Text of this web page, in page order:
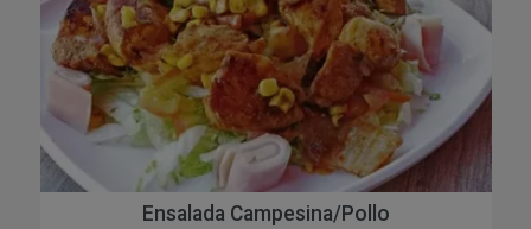
Ensalada Campesina/pollo